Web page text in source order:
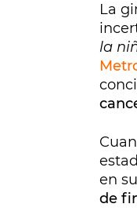
La
la
en
de